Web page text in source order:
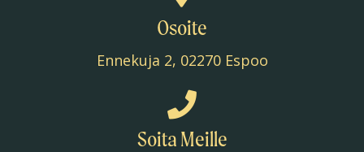
Osoite
Ennekuja 2, 02270 Espoo
Soita Meille